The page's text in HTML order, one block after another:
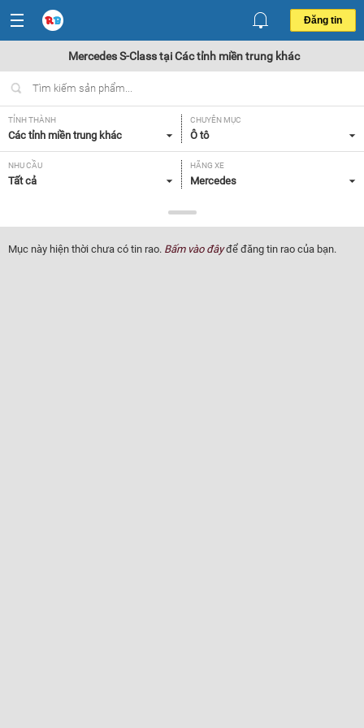
Đăng tin
Mercedes S-Class tại Các tỉnh miền trung khác
TỈNH THÀNH
Các tỉnh miền trung khác
CHUYÊN MỤC
Ô tô
NHU CẦU
Tất cả
HÃNG XE
Mercedes
S-Class
NĂM SẢN XUẤT
Tất cả
GIÁ XE XUẤT XỨ
Mục này hiện thời chưa có tin rao. Bấm vào đâyđể đăng tin rao của bạn.